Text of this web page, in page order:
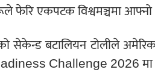
फेरि एकपटक विश्वमञ्चमा आफ्नो
सेकेन्ड बटालियन टोलीले
Challenge 2026 मा